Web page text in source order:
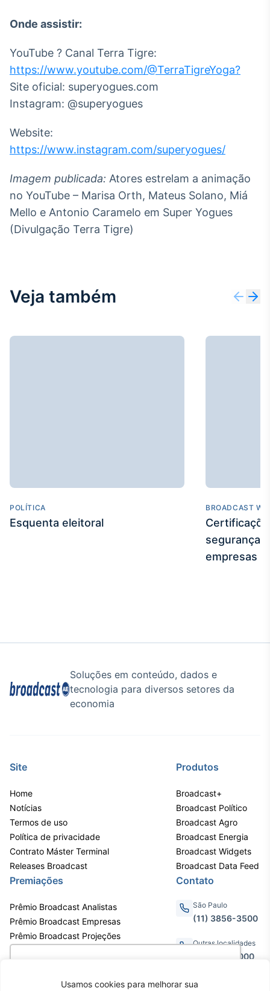
Usamos cookies para melhorar sua
Onde assistir:
YouTube ? Canal Terra Tigre:
https://www.youtube.com/@TerraTigreYoga?
Site oficial: superyogues.com
Instagram: @superyogues
Website:
https://www.instagram.com/superyogues/
Imagem publicada: Atores estrelam a animação
no YouTube – Marisa Orth, Mateus Solano, Miá
Mello e Antonio Caramelo em Super Yogues
(Divulgação Terra Tigre)
Veja também
POLÍTICA
Esquenta eleitoral
BROADCAST
segurança
empresas
Soluções em conteúdo, dados e
tecnologia para diversos setores da
economia
Site
Home
Notícias
Termos de uso
Política de privacidade
Contrato Máster Terminal
Releases Broadcast
Produtos
Broadcast+
Broadcast Político
Broadcast Agro
Broadcast Energia
Broadcast Widgets
Broadcast Data Feed
Premiações
Prêmio Broadcast Analistas
Prêmio Broadcast Empresas
Prêmio Broadcast Projeções
Contato
São Paulo
(11) 3856-3500
Outras localidades
0800.011.3000